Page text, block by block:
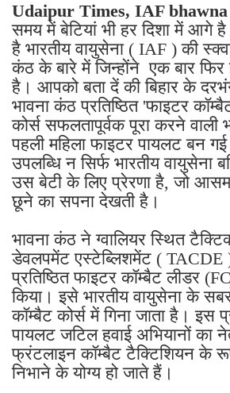
Udaipur Times, IAF
समय में बेटियां भी हर दिशा में आगे
है भारतीय वायुसेना ( IAF ) की
कंठ के बारे में जिन्होंने एक बार फिर
है। आपको बता दें की बिहार के
भावना कंठ प्रतिष्ठित 'फाइटर
कोर्स सफलतापूर्वक पूरा करने वाली
पहली महिला फाइटर पायलट बन
उपलब्धि न सिर्फ भारतीय वायुसेना
उस बेटी के लिए प्रेरणा है, जो
छूने का सपना देखती है।
भावना कंठ ने ग्वालियर स्थित
डेवलपमेंट एस्टेब्लिशमेंट ( TACDE
प्रतिष्ठित फाइटर कॉम्बैट लीडर
किया। इसे भारतीय वायुसेना के
कॉम्बैट कोर्स में गिना जाता है। इस
पायलट जटिल हवाई अभियानों का
फ्रंटलाइन कॉम्बैट टैक्टिशियन के
निभाने के योग्य हो जाते हैं।